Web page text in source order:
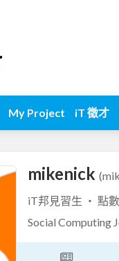
My Project iT 徵才
mikenick
iT邦見習生 ‧ 點數
Social Computing